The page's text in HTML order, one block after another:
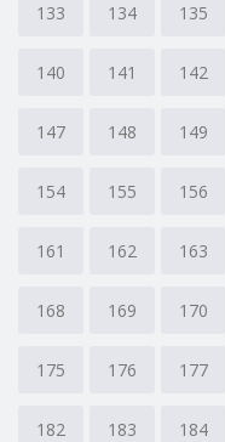
133 134 135
140 141 142
147 148 149
154 155 156
161 162 163
168 169 170
175 176 177
182 183 184